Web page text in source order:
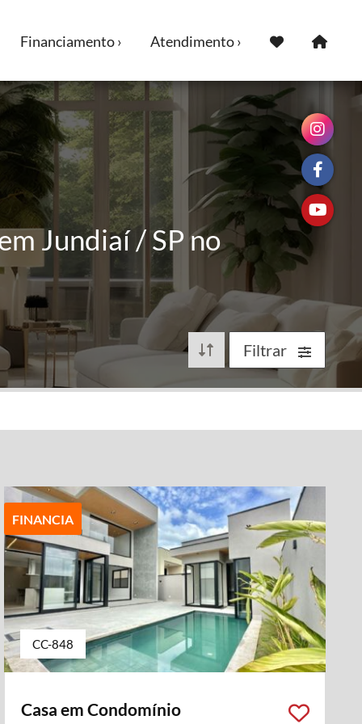
Financiamento › Atendimento ›
Jundiaí / SP no
Filtrar
FINANCIA
CC-848
Casa em Condomínio